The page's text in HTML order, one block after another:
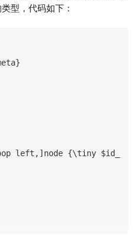
型，代码如下：
left,]node {\tiny $id_